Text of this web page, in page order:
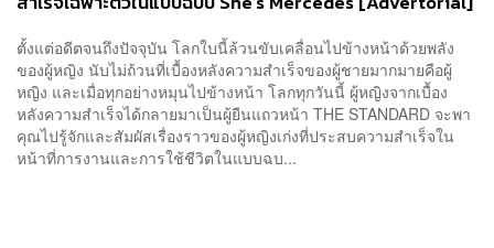
ตั้งแต่อดีตจนถึงปัจจุบัน โลกใบนี้ล้วนขับเคลื่อนไปข้างหน้าด้วยพลัง
ของผู้หญิง นับไม่ถ้วนที่เบื้องหลังความสำเร็จของผู้ชายมากมายคือผู้
หญิง และเมื่อทุกอย่างหมุนไปข้างหน้า โลกทุกวันนี้ ผู้หญิงจากเบื้อง
หลังความสำเร็จได้กลายมาเป็นผู้ยืนแถวหน้า THE STANDARD จะพา
คุณไปรู้จักและสัมผัสเรื่องราวของผู้หญิงเก่งที่ประสบความสำเร็จใน
หน้าที่การงานและการใช้ชีวิตในแบบฉบ...